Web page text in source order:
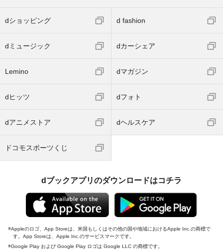
dショッピング d fashion
dミュージック dカーシェア
Lemino dマガジン
dヒッツ dフォト
dアニメストア dヘルスケア
ドコモスポーツくじ
dブックアプリのダウンロードはコチラ
Appleのロゴ、App Storeは、米国もしくはその他の国や地域におけるApple Inc.の商標で
す。App Storeは、Apple Inc.のサービスマークです。
Google Play および Google Play ロゴは Google LLC の商標です。